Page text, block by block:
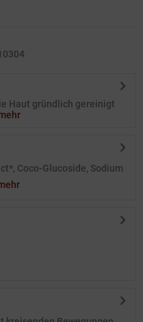
Haut gründlich gereinigt
Coco-Glucoside, Sodium